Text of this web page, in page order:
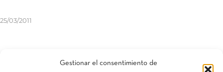
Gestionar el consentimiento de
25/03/2011